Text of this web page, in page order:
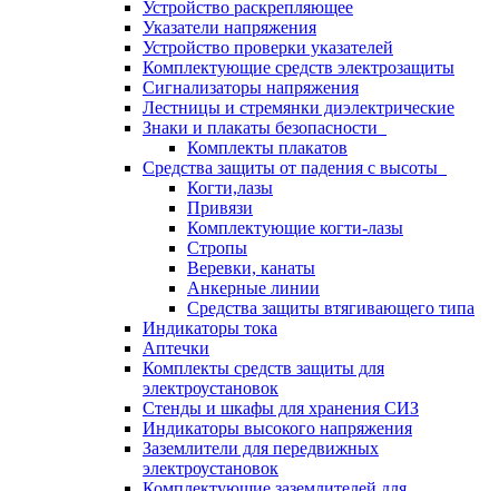
Устройство раскрепляющее
Указатели напряжения
Устройство проверки указателей
Комплектующие средств электрозащиты
Сигнализаторы напряжения
Лестницы и стремянки диэлектрические
Знаки и плакаты безопасности
Комплекты плакатов
Средства защиты от падения с высоты
Когти,лазы
Привязи
Комплектующие когти-лазы
Стропы
Веревки, канаты
Анкерные линии
Средства защиты втягивающего типа
Индикаторы тока
Аптечки
Комплекты средств защиты для
электроустановок
Стенды и шкафы для хранения СИЗ
Индикаторы высокого напряжения
Заземлители для передвижных
электроустановок